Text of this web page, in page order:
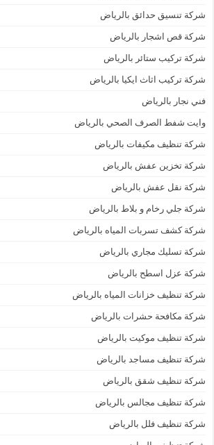
شركة تنسيق حدائق بالرياض
شركة قص اشجار بالرياض
شركة تركيب ستائر بالرياض
شركة تركيب اثاث ايكيا بالرياض
فني نجار بالرياض
وايت شفط الصرف الصحي بالرياض
شركة تنظيف مكيفات بالرياض
شركة تخزين عفش بالرياض
شركة نقل عفش بالرياض
شركة جلي رخام و بلاط بالرياض
شركة كشف تسربات المياه بالرياض
شركة تسليك مجاري بالرياض
شركة عزل اسطح بالرياض
شركة تنظيف خزانات المياه بالرياض
شركة مكافحة حشرات بالرياض
شركة تنظيف موكيت بالرياض
شركة تنظيف مساجد بالرياض
شركة تنظيف شقق بالرياض
شركة تنظيف مجالس بالرياض
شركة تنظيف فلل بالرياض